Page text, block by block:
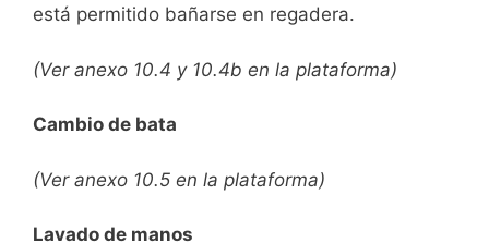
está permitido bañarse en regadera.
(Ver anexo 10.4 y 10.4b en la plataforma)
Cambio de bata
(Ver anexo 10.5 en la plataforma)
Lavado de manos